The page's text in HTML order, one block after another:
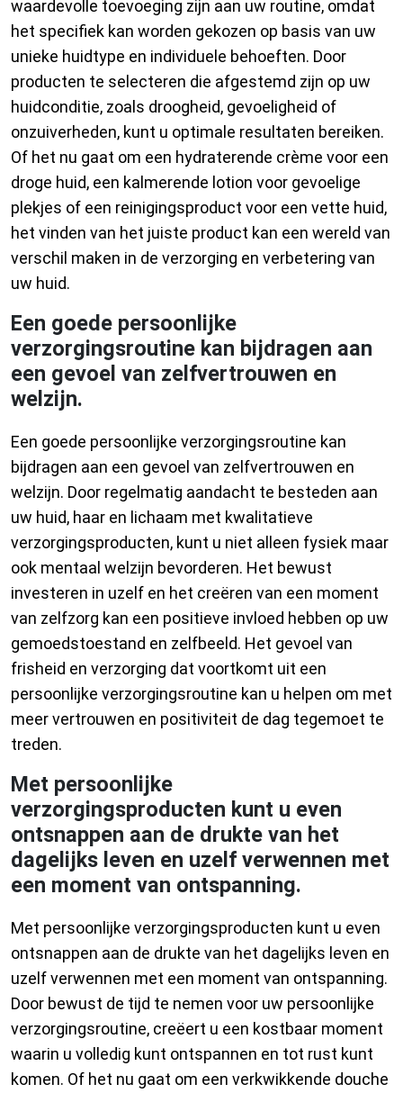
waardevolle toevoeging zijn aan uw routine, omdat
het specifiek kan worden gekozen op basis van uw
unieke huidtype en individuele behoeften. Door
producten te selecteren die afgestemd zijn op uw
huidconditie, zoals droogheid, gevoeligheid of
onzuiverheden, kunt u optimale resultaten bereiken.
Of het nu gaat om een hydraterende crème voor een
droge huid, een kalmerende lotion voor gevoelige
plekjes of een reinigingsproduct voor een vette huid,
het vinden van het juiste product kan een wereld van
verschil maken in de verzorging en verbetering van
uw huid.
Een goede persoonlijke
verzorgingsroutine kan bijdragen aan
een gevoel van zelfvertrouwen en
welzijn.
Een goede persoonlijke verzorgingsroutine kan
bijdragen aan een gevoel van zelfvertrouwen en
welzijn. Door regelmatig aandacht te besteden aan
uw huid, haar en lichaam met kwalitatieve
verzorgingsproducten, kunt u niet alleen fysiek maar
ook mentaal welzijn bevorderen. Het bewust
investeren in uzelf en het creëren van een moment
van zelfzorg kan een positieve invloed hebben op uw
gemoedstoestand en zelfbeeld. Het gevoel van
frisheid en verzorging dat voortkomt uit een
persoonlijke verzorgingsroutine kan u helpen om met
meer vertrouwen en positiviteit de dag tegemoet te
treden.
Met persoonlijke
verzorgingsproducten kunt u even
ontsnappen aan de drukte van het
dagelijks leven en uzelf verwennen met
een moment van ontspanning.
Met persoonlijke verzorgingsproducten kunt u even
ontsnappen aan de drukte van het dagelijks leven en
uzelf verwennen met een moment van ontspanning.
Door bewust de tijd te nemen voor uw persoonlijke
verzorgingsroutine, creëert u een kostbaar moment
waarin u volledig kunt ontspannen en tot rust kunt
komen. Of het nu gaat om een verkwikkende douche